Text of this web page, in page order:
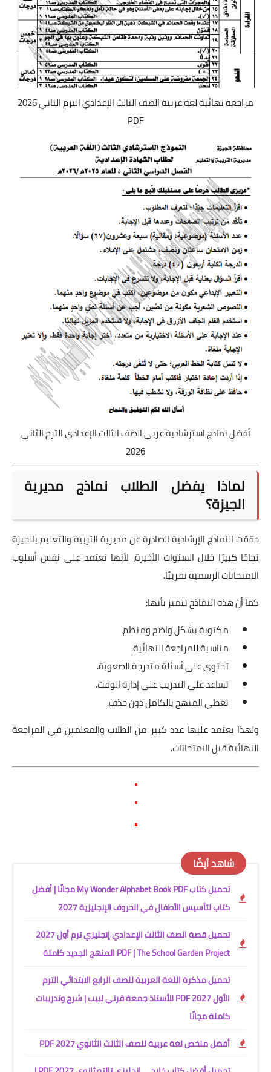
مراجعة نهائية لغة عربية الصف الثالث الإعدادي الترم الثاني 2026
PDF
أفضل نماذج استرشادية عربي الصف الثالث الإعدادي الترم الثاني
2026
لماذا يفضل الطلاب نماذج مديرية
الجيزة؟
حققت النماذج الإرشادية الصادرة عن مديرية التربية والتعليم بالجيزة
نجاحًا كبيرًا خلال السنوات الأخيرة، لأنها تعتمد على نفس أسلوب
الامتحانات الرسمية تقريبًا.
كما أن هذه النماذج تتميز بأنها:
مكتوبة بشكل واضح ومنظم.
مناسبة للمراجعة النهائية.
تحتوي على أسئلة متدرجة الصعوبة.
تساعد على التدريب على إدارة الوقت.
تغطي المنهج بالكامل دون حذف.
ولهذا يعتمد عليها عدد كبير من الطلاب والمعلمين في المراجعة
النهائية قبل الامتحانات.
.
.
.
شاهد أيضًا
تحميل كتاب My Wonder Alphabet Book PDF مجانًا | أفضل
كتاب لتأسيس الأطفال في الحروف الإنجليزية 2027
تحميل قصة الصف الثالث الإعدادي إنجليزي ترم أول 2027
PDF | The School Garden Project المنهج الجديد كاملة
تحميل مذكرة اللغة العربية للصف الرابع الابتدائي الترم
الأول 2027 PDF للأستاذ جمعة قرني لبيب | شرح وتدريبات
كاملة مجانًا
أفضل ملخص لغة عربية للصف الثالث الثانوي 2027 PDF